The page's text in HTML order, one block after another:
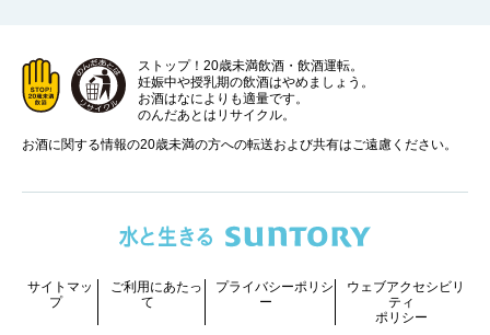
ストップ！20歳未満飲酒・飲酒運転。
妊娠中や授乳期の飲酒はやめましょう。
お酒はなによりも適量です。
のんだあとはリサイクル。
お酒に関する情報の20歳未満の方への転送および共有はご遠慮ください。
サイトマッ
プ
ご利用にあたっ
て
プライバシーポリシ
ー
ウェブアクセシビリ
ティ
ポリシー